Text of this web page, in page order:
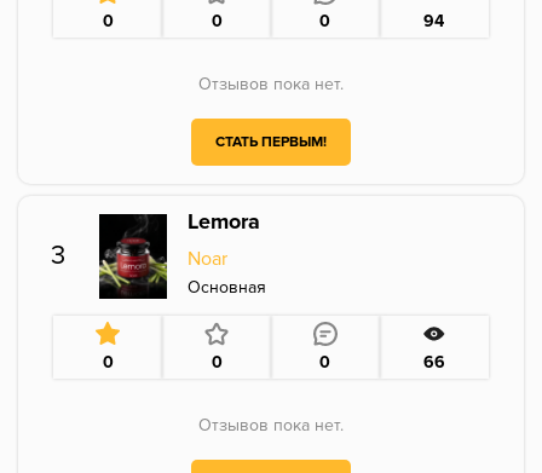
0 0 0 94
Отзывов пока нет.
СТАТЬ ПЕРВЫМ!
3
Lemora
Noar
Основная
0 0 0 66
Отзывов пока нет.